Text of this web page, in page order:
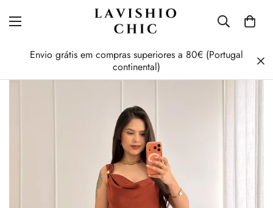
Envio grátis em compras superiores a 80€ (Portugal
continental)